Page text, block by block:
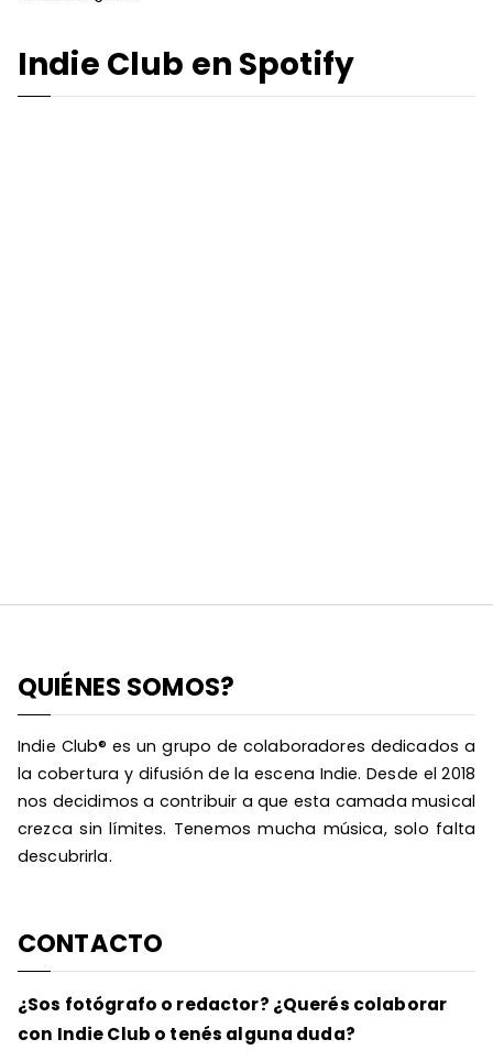
Indie Club en Spotify
QUIÉNES SOMOS?
Indie Club® es un grupo de colaboradores dedicados a
la cobertura y difusión de la escena Indie. Desde el 2018
nos decidimos a contribuir a que esta camada musical
crezca sin límites. Tenemos mucha música, solo falta
descubrirla.
CONTACTO
¿Sos fotógrafo o redactor? ¿Querés colaborar
con Indie Club o tenés alguna duda?